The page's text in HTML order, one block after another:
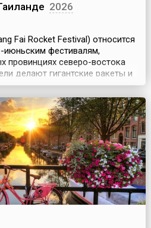
2026
Fai Rocket Festival) относится
фестивалям,
провинциях северо-востока
делают гигантские ракеты и
«обеспечить» обильными
ракет — это период
тяжелых полевых работ,
проводятся ...